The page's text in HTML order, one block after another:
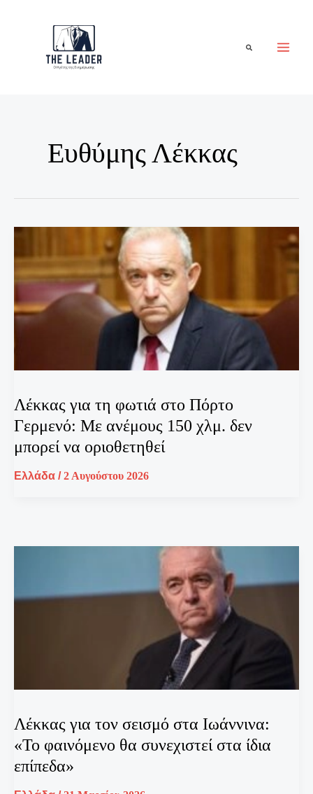
Αναζήτηση
Ευθύμης Λέκκας
Λέκκας για τη φωτιά στο Πόρτο
Γερμενό: Με ανέμους 150 χλμ. δεν
μπορεί να οριοθετηθεί
Ελλάδα /2 Αυγούστου 2026
Λέκκας για τον σεισμό στα Ιωάννινα:
«Το φαινόμενο θα συνεχιστεί στα ίδια
επίπεδα»